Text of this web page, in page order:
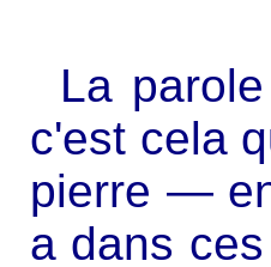
La
c'est cela
pierre —
a dans